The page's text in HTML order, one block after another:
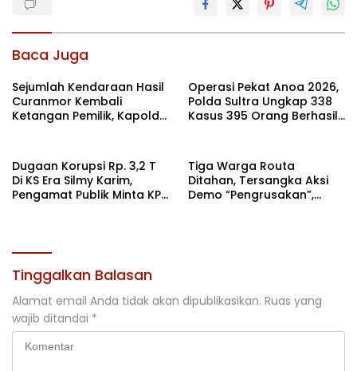
Baca Juga
Sejumlah Kendaraan Hasil
Curanmor Kembali
Ketangan Pemilik, Kapolda
Operasi Pekat Anoa 2026,
Polda Sultra Ungkap 338
Kasus 395 Orang Berhasil
Dugaan Korupsi Rp. 3,2 T
Di KS Era Silmy Karim,
Pengamat Publik Minta KPK
Tiga Warga Routa
Ditahan, Tersangka Aksi
Demo “Pengrusakan”,
Tinggalkan Balasan
Alamat email Anda tidak akan dipublikasikan. Ruas yang
wajib ditandai *